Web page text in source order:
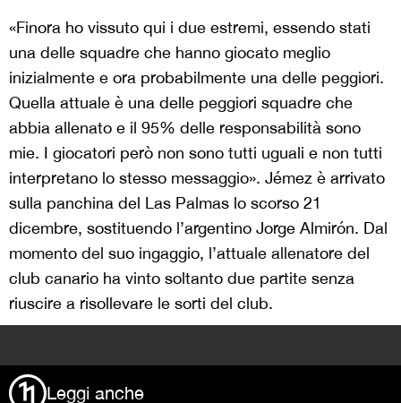
momento del suo ingaggio, l’attuale allenatore del
club canario ha vinto soltanto due partite senza
riuscire a risollevare le sorti del club.
Leggi anche
Undici,
lo sport è cultura
Rivista Undici
20133 Milano
T +39 02 36504651